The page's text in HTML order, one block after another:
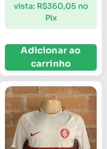
vista: R$360,05 no
Pix
Adicionar ao
carrinho